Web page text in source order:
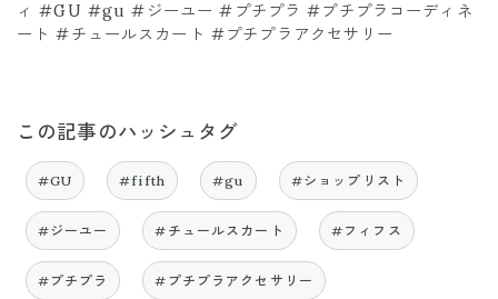
ィ #GU #gu #ジーユー #プチプラ #プチプラコーディネ
ート #チュールスカート #プチプラアクセサリー
この記事のハッシュタグ
#GU #fifth #gu #ショップリスト
#ジーユー #チュールスカート #フィフス
#プチプラ #プチプラアクセサリー